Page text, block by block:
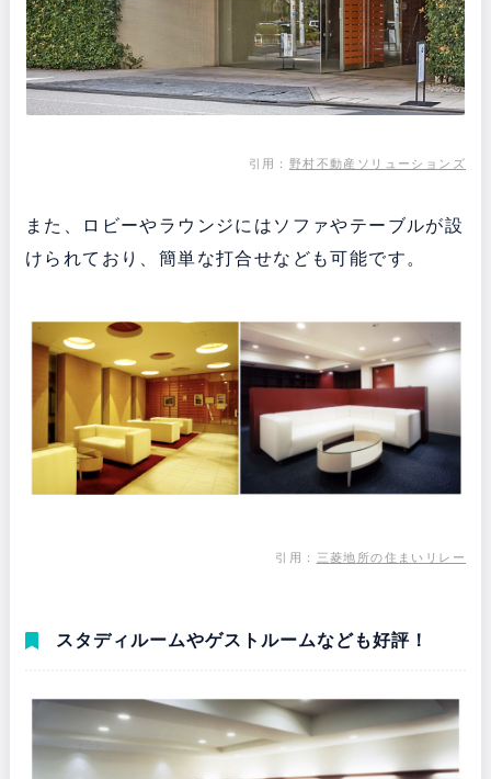
引用： 野村不動産ソリューションズ
また、ロビーやラウンジにはソファやテーブルが設
けられており、簡単な打合せなども可能です。
引用： 三菱地所の住まいリレー
スタディルームやゲストルームなども好評！